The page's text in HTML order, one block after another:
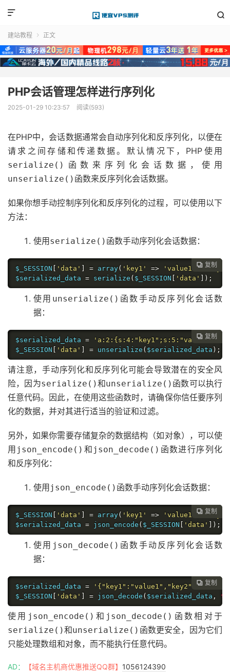


建站教程  正文
PHP会话管理怎样进行序列化
2025-01-29 10:23:57 阅读(593)
在PHP中，会话数据通常会自动序列化和反序列化，以便在
请求之间存储和传递数据。默认情况下，PHP使用
serialize() 函数来序列化会话数据，使用
unserialize() 函数来反序列化会话数据。
如果你想手动控制序列化和反序列化的过程，可以使用以下
方法：
使用 serialize() 函数手动序列化会话数据：
 复制
$_SESSION 'data' = array( 'key1' => 'value1' , 'key2'
$serialized_data = serialize ( $_SESSION 'data' ]);
使用 unserialize() 函数手动反序列化会话数
据：
 复制
$serialized_data =
$_SESSION
'data' = unserialize ( $serialized_data );
请注意，手动序列化和反序列化可能会导致潜在的安全风
险，因为serialize()和unserialize() 函数可以执行
任意代码。因此，在使用这些函数时，请确保你信任要序列
化的数据，并对其进行适当的验证和过滤。
另外，如果你需要存储复杂的数据结构（如对象），可以使
用 json_encode() 和 json_decode() 函数进行序列化
和反序列化：
使用 json_encode() 函数手动序列化会话数据：
 复制
$_SESSION 'data' = array( 'key1' => 'value1' , 'key2'
$serialized_data = json_encode ( $_SESSION 'data' ]);
使用 json_decode() 函数手动反序列化会话数
据：
 复制
$serialized_data =
$_SESSION
'data' = json_decode ( $serialized_data ,
使用 json_encode() 和 json_decode() 函数相对于
serialize()和unserialize() 函数更安全，因为它们
只能处理数组和对象，而不能执行任意代码。
AD： 【域名主机商优惠推送QQ群】 1056124390